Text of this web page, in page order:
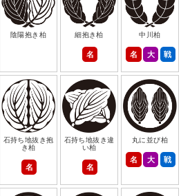
陰陽抱き柏 細抱き柏
名
中川柏
名 大 戦
石持ち地抜き抱
き柏
名
石持ち地抜き違
い柏
名
丸に並び柏
名 大 戦